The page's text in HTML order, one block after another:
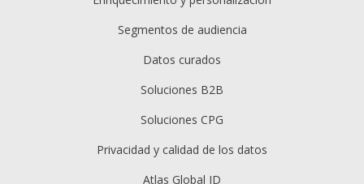
Segmentos de audiencia
Datos curados
Soluciones B2B
Soluciones CPG
Privacidad y calidad de los datos
Atlas Global ID